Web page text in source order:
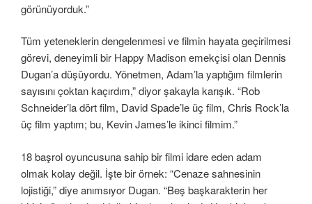
görünüyorduk.”
Tüm yeteneklerin dengelenmesi ve filmin hayata geçirilmesi
görevi, deneyimli bir Happy Madison emekçisi olan Dennis
Dugan’a düşüyordu. Yönetmen, Adam’la yaptığım filmlerin
sayısını çoktan kaçırdım,” diyor şakayla karışık. “Rob
Schneider’la dört film, David Spade’le üç film, Chris Rock’la
üç film yaptım; bu, Kevin James’le ikinci filmim.”
18 başrol oyuncusuna sahip bir filmi idare eden adam
olmak kolay değil. İşte bir örnek: “Cenaze sahnesinin
lojistiği,” diye anımsıyor Dugan. “Beş başkarakterin her